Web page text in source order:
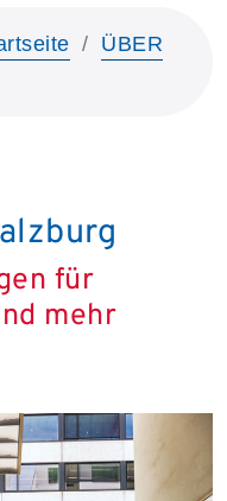
ÜBER
für
mehr